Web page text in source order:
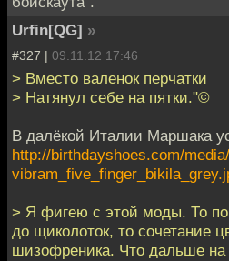
Urfin[QG] »
#327 | 09.11.12 17:46
> Вместо валенок перчатки
> Натянул себе на пятки."©
В далёкой Италии Маршака
http://birthdayshoes.com/
> Я фигею с этой моды. То
до щиколоток, то сочетание
шизофреника. Что дальше на